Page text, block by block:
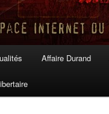
Affaire Durand